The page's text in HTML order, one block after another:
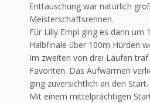
Enttäuschung war natürlich
Meisterschaftsrennen.
Für Lilly Empl ging es dann um
Halbfinale über 100m Hürden
Im zweiten von drei Läufen traf
Favoriten. Das Aufwärmen
ging zuversichtlich an den Start.
Mit einem mittelprächtigen